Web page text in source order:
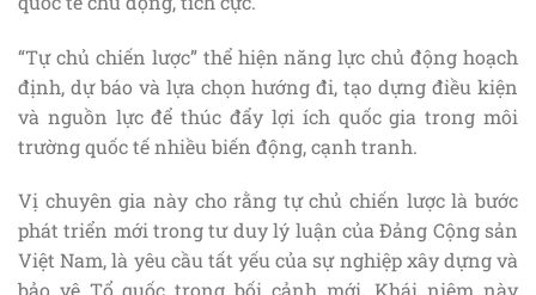
“Tự chủ chiến lược” thể hiện năng lực chủ động hoạch
định, dự báo và lựa chọn hướng đi, tạo dựng điều kiện
và nguồn lực để thúc đẩy lợi ích quốc gia trong môi
trường quốc tế nhiều biến động, cạnh tranh.
Vị chuyên gia này cho rằng tự chủ chiến lược là bước
phát triển mới trong tư duy lý luận của Đảng Cộng sản
Việt Nam, là yêu cầu tất yếu của sự nghiệp xây dựng và